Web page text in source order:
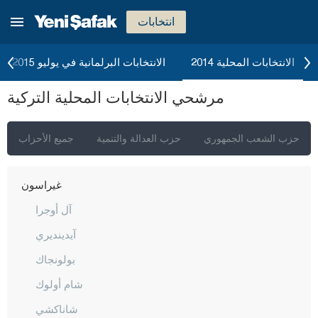
انتخابات
الانتخابات البرلمانية في يوليو 2015 الانتخابات المحلية 2014
مرشحي الانتخابات المحلية التركية
جميع الأحزاب حزب العدالة والتنمية حزب الشعب الجمهوري
أدرنة
إيرزينجان
أرضروم
غازي عنتاب
غيراسون
آل أوجرا
آيدينديري
بولونجاك
شام أولوك
شاناكشي